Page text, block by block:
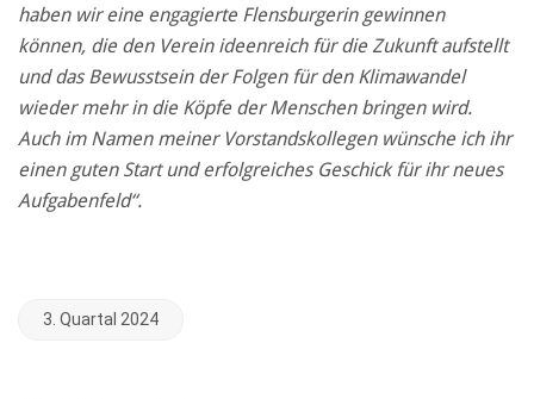
haben wir eine engagierte Flensburgerin gewinnen
können, die den Verein ideenreich für die Zukunft aufstellt
und das Bewusstsein der Folgen für den Klimawandel
wieder mehr in die Köpfe der Menschen bringen wird.
Auch im Namen meiner Vorstandskollegen wünsche ich ihr
einen guten Start und erfolgreiches Geschick für ihr neues
Aufgabenfeld“.
3. Quartal 2024